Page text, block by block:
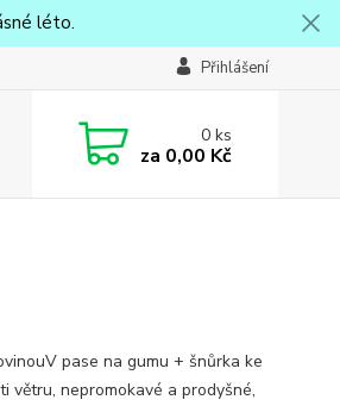
léto.
Přihlášení
0ks
za 0,00 Kč
pase na gumu + šnůrka ke
větru, nepromokavé a prodyšné,